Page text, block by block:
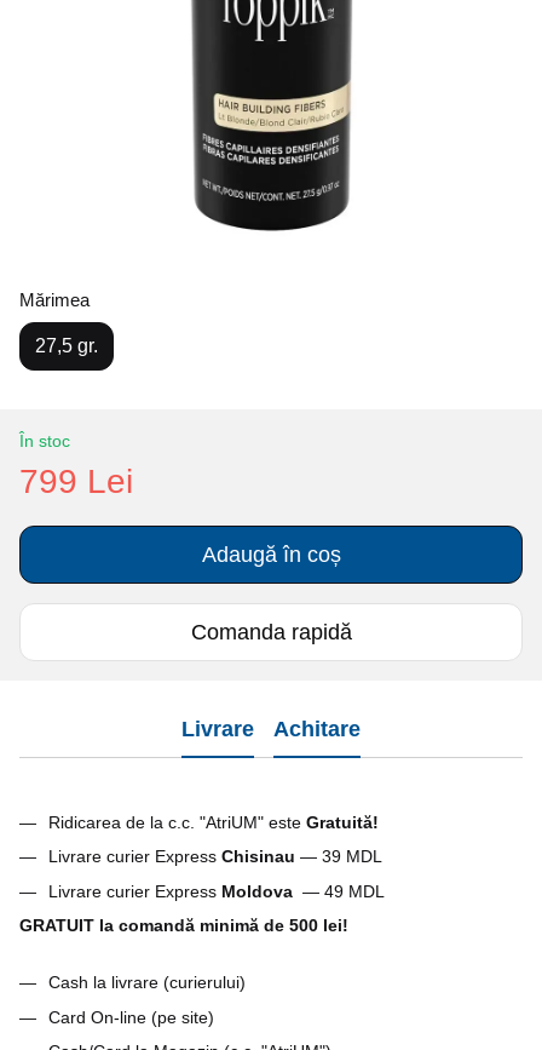
Mărimea
27,5 gr.
În stoc
799 Lei
Adaugă în coș
Comanda rapidă
Livrare Achitare
Ridicarea de la c.c. "AtriUM" este Gratuită!
Livrare curier Express Chisinau — 39 MDL
Livrare curier Express Moldova — 49 MDL
GRATUIT la comandă minimă de 500 lei!
Cash la livrare (curierului)
Card On-line (pe site)